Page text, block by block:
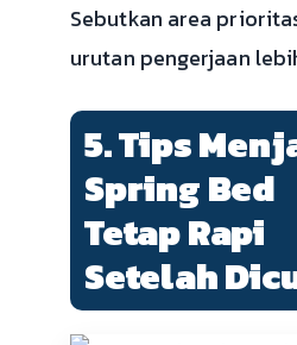
Sebutkan area
urutan pengerjaan
5. Tips
Spring Bed
Tetap Rapi
Setelah